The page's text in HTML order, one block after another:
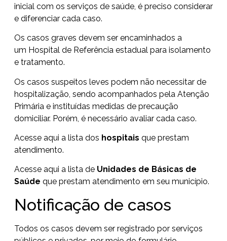
inicial com os serviços de saúde, é preciso considerar
e diferenciar cada caso.
Os casos graves devem ser encaminhados a
um Hospital de Referência estadual para isolamento
e tratamento.
Os casos suspeitos leves podem não necessitar de
hospitalização, sendo acompanhados pela Atenção
Primária e instituídas medidas de precaução
domiciliar. Porém, é necessário avaliar cada caso.
Acesse aqui a lista dos hospitais que prestam
atendimento.
Acesse aqui a lista de Unidades de Básicas de
Saúde que prestam atendimento em seu município.
Notificação de casos
Todos os casos devem ser registrado por serviços